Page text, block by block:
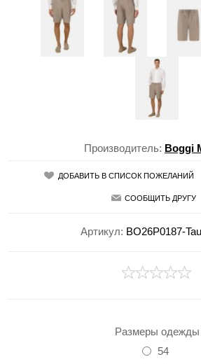
Производитель: Boggi
ДОБАВИТЬ В СПИСОК ПОЖЕЛАНИЙ
СООБЩИТЬ ДРУГУ
Артикул: BO26P0187-
Размеры одежды
54